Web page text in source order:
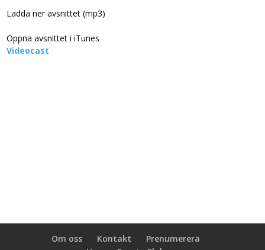
Ladda ner avsnittet (mp3)
Öppna avsnittet i iTunes
Videocast
Om oss Kontakt
Prenumerera